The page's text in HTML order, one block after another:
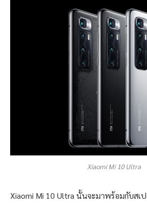
Xiaomi Mi 10 Ultra
Xiaomi Mi 10 Ultra นั้นจะมาพร้อมกับสเ